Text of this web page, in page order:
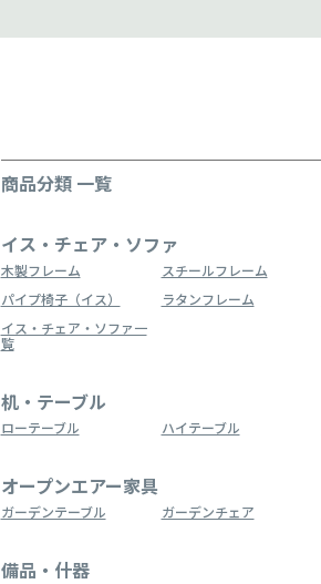
商品分類 一覧
イス・チェア・ソファ
木製フレーム スチールフレーム
パイプ椅子（イス）
ラタンフレーム
イス・チェア・ソファ一
覧
机・テーブル
ローテーブル ハイテーブル
オープンエアー家具
ガーデンテーブル ガーデンチェア
備品・什器